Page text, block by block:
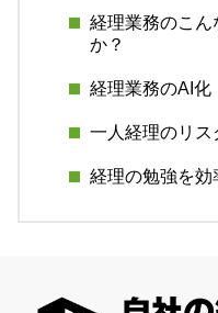
経理業務のこん
か？
経理業務のAI化
一人経理のリス
経理の勉強を効